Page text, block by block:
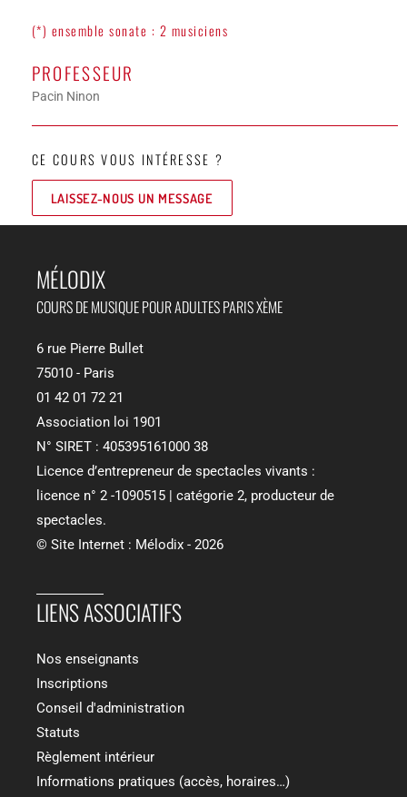
(*) ensemble sonate : 2 musiciens
PROFESSEUR
Pacin Ninon
CE COURS VOUS INTÉRESSE ?
LAISSEZ-NOUS UN MESSAGE
MÉLODIX​
COURS DE MUSIQUE POUR ADULTES PARIS XÈME
6 rue Pierre Bullet
75010 - Paris
01 42 01 72 21
Association loi 1901
N° SIRET : 405395161000 38
Licence d’entrepreneur de spectacles vivants :
licence n° 2 -1090515 | catégorie 2, producteur de
spectacles.
© Site Internet : Mélodix - 2026
LIENS ASSOCIATIFS​
Nos enseignants
Inscriptions
Conseil d'administration
Statuts
Règlement intérieur
Informations pratiques (accès, horaires…)